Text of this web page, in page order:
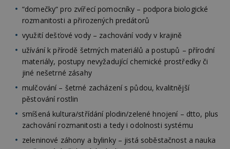
“domečky“ pro zvířecí pomocníky – podpora biologické
rozmanitosti a přirozených predátorů
využití dešťové vody – zachování vody v krajině
užívání k přírodě šetrných materiálů a postupů – přírodní
materiály, postupy nevyžadující chemické prostředky či
jiné nešetrné zásahy
mulčování – šetrné zacházení s půdou, kvalitnější
pěstování rostlin
smíšená kultura/střídání plodin/zelené hnojení – dtto, plus
zachování rozmanitosti a tedy i odolnosti systému
zeleninové záhony a bylinky – jistá soběstačnost a nauka